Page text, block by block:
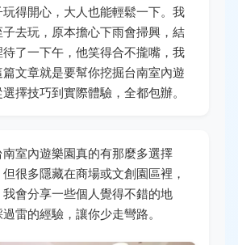
得開心，大人也能輕鬆一下。我
去玩，原本擔心下雨會掃興，結
了一下午，他笑得合不攏嘴，我
文章就是要幫你挖掘台南室內遊
擇技巧到實際體驗，全都包辦。
室內遊樂園真的有那麼多選擇
很多隱藏在商場或文創園區裡，
會分享一些個人覺得不錯的地
雷的經驗，讓你少走彎路。